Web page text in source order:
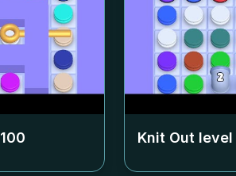
100 Knit Out level